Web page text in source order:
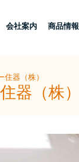
会社案内 商品情報
器（株）
器（株）